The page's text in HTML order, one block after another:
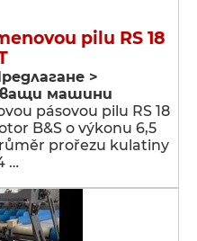
pilu RS 18
>
машини
pásovou pilu RS 18
B&S o výkonu 6,5
prořezu kulatiny
…